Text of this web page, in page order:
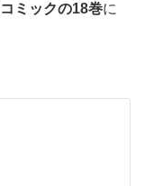
コミックの18巻に